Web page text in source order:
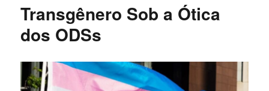
Transgênero Sob a Ótica
dos ODSs